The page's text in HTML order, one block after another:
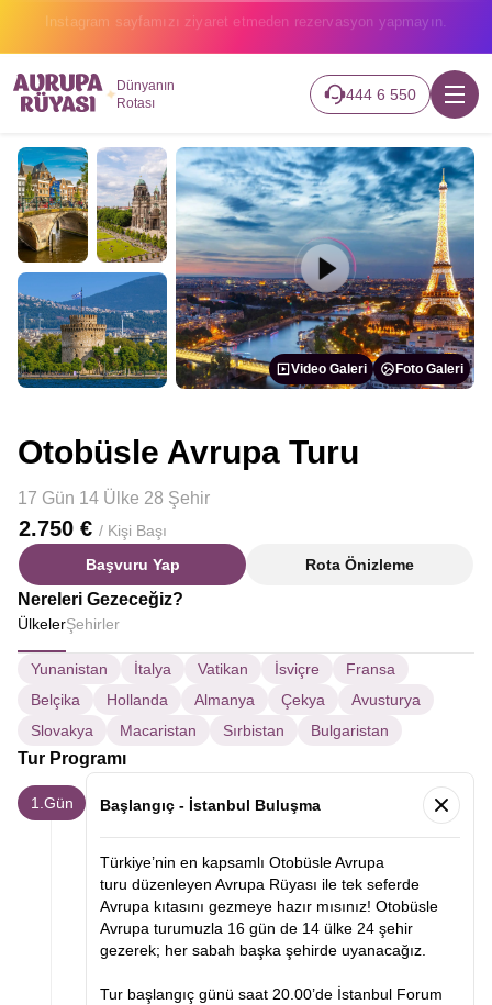
2026 turlarımız başladı hemen canlı takip edin.
Dünyanın
Rotası
444 6 550
Video Galeri Foto Galeri
Otobüsle Avrupa Turu
17 Gün 14 Ülke 28 Şehir
2.750 € / Kişi Başı
Başvuru Yap
Rota Önizleme
Nereleri Gezeceğiz?
ÜlkelerŞehirler
Yunanistan İtalya Vatikan İsviçre
Fransa
Belçika
Hollanda Almanya Çekya
Avusturya
Slovakya
Macaristan Sırbistan Bulgaristan
Tur Programı
1.Gün Başlangıç - İstanbul Buluşma
Türkiye’nin en kapsamlı Otobüsle Avrupa
turu düzenleyen Avrupa Rüyası ile tek seferde
Avrupa kıtasını gezmeye hazır mısınız! Otobüsle
Avrupa turumuzla 16 gün de 14 ülke 24 şehir
gezerek; her sabah başka şehirde uyanacağız.
Tur başlangıç günü saat 20.00’de İstanbul Forum